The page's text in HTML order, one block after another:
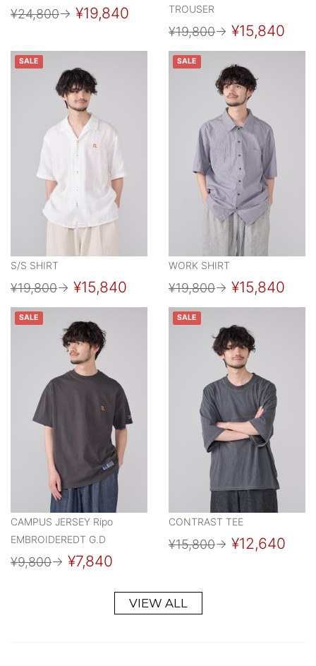
¥24,800→ ¥19,840 TROUSER
¥19,800→ ¥15,840
SALE
S/S SHIRT
¥19,800→ ¥15,840
SALE
WORK SHIRT
¥19,800→ ¥15,840
SALE
CAMPUS JERSEY Ripo
EMBROIDEREDT G.D
¥9,800→ ¥7,840
SALE
CONTRAST TEE
¥15,800→ ¥12,640
VIEW ALL